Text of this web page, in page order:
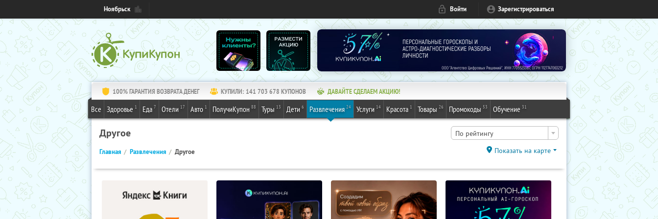
Ноябрьск Войти Зарегистрироваться
100% ГАРАНТИЯ ВОЗВРАТА ДЕНЕГ КУПИЛИ: 141 703 678 КУПОНОВ ДАВАЙТЕ СДЕЛАЕМ АКЦИЮ!
Все Здоровье 1 Еда 7 Отели 17 Авто 1 ПолучиКупон 88 Туры 13 Дети 6 Развлечения 24 Услуги 14 Красота 1 Товары 26 Промокоды 53 Обучение 31
Другое По рейтингу
Главная Развлечения Другое Показать на карте